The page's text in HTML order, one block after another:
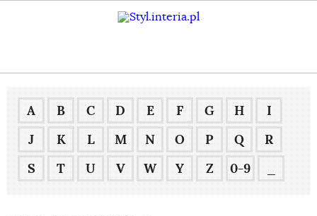
A B C D E F G H
I
J
K L M N O P Q
R
S
T U V W Y Z 0-9